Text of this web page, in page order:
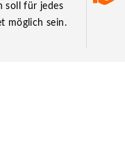
soll für jedes
möglich sein.